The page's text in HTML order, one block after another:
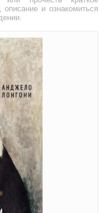
и ознакомиться